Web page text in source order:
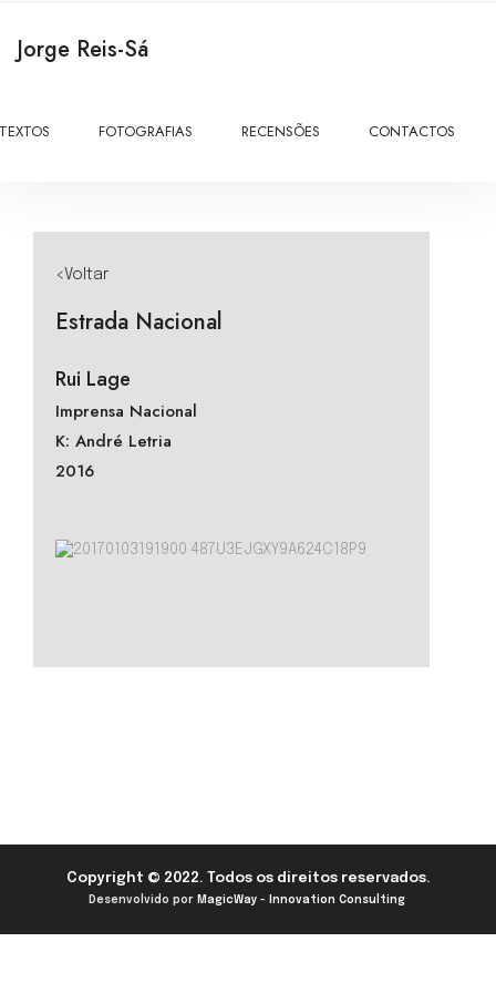
Jorge Reis-Sá
TEXTOS FOTOGRAFIAS RECENSÕES CONTACTOS
<Voltar
Estrada Nacional
Rui Lage
Imprensa Nacional
K: André Letria
2016
Copyright © 2022. Todos os direitos reservados.
Desenvolvido por MagicWay - Innovation Consulting